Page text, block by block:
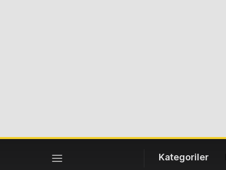
Kategoriler